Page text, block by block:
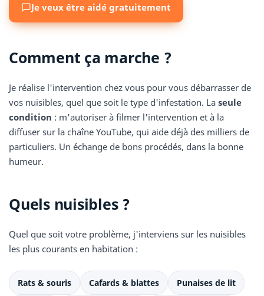
Je veux être aidé gratuitement
Comment ça marche ?
Je réalise l'intervention chez vous pour vous débarrasser de
vos nuisibles, quel que soit le type d'infestation. La seule
condition : m'autoriser à filmer l'intervention et à la
diffuser sur la chaîne YouTube, qui aide déjà des milliers de
particuliers. Un échange de bons procédés, dans la bonne
humeur.
Quels nuisibles ?
Quel que soit votre problème, j'interviens sur les nuisibles
les plus courants en habitation :
Rats & souris Cafards & blattes Punaises de lit